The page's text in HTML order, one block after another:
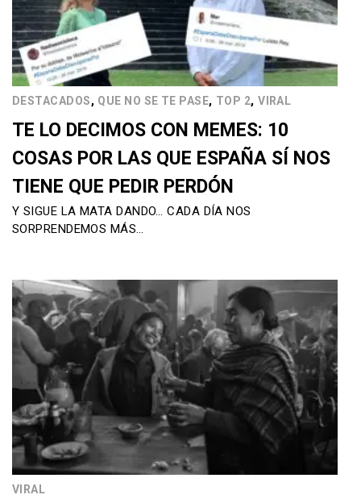
DESTACADOS, QUE NO SE TE PASE, TOP 2,VIRAL
TE LO DECIMOS CON MEMES: 10
COSAS POR LAS QUE ESPAÑA SÍ NOS
TIENE QUE PEDIR PERDÓN
Y SIGUE LA MATA DANDO… CADA DÍA NOS
SORPRENDEMOS MÁS…
VIRAL